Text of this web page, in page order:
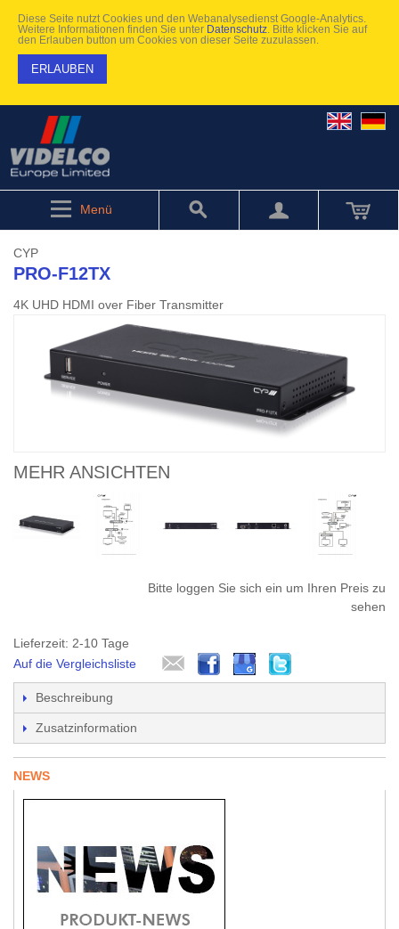
Diese Seite nutzt Cookies und den Webanalysedienst Google-Analytics.
Weitere Informationen finden Sie unter Datenschutz . Bitte klicken Sie auf
den Erlauben button um Cookies von dieser Seite zuzulassen.
ERLAUBEN
Menü
CYP
PRO-F12TX
4K UHD HDMI over Fiber Transmitter
MEHR ANSICHTEN
Bitte loggen Sie sich ein um Ihren Preis zu
sehen
Lieferzeit: 2-10 Tage
Auf die Vergleichsliste
Beschreibung
Zusatzinformation
NEWS